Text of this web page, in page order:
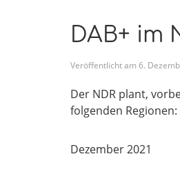
DAB+ im
Veröffentlicht am 6.
Der NDR plant,
folgenden Regionen:
Dezember 2021